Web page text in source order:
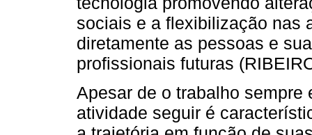
sociais e a flexibilização nas
diretamente as pessoas e
profissionais futuras
Apesar de o trabalho sempre
atividade seguir é